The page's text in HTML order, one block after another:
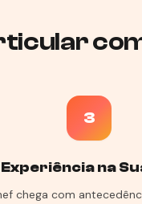
3
na
chega com